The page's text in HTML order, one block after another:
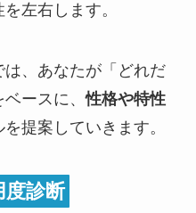
左右します。
、あなたが「どれだ
ベースに、性格や特性
提案していきます。
度診断